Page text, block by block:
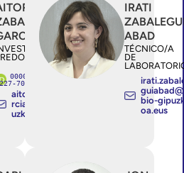
A
0000-0001-
7089
aitor.zabalaga
rcia@bio-gip
uzkoa.eus
IRATI
ABAD
TÉCNICO/A
DE
guiabad@
bio-
oa.eus